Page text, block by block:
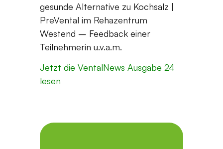
gesunde Alternative zu Kochsalz |
PreVental im Rehazentrum
Westend – Feedback einer
Teilnehmerin u.v.a.m.
Jetzt die VentalNews Ausgabe 24
lesen